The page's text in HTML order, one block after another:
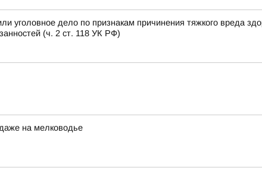
уголовное дело по признакам причинения тяжкого вреда
(ч. 2 ст. 118 УК РФ)
на мелководье